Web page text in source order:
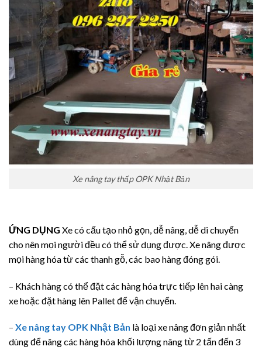
Xe nâng tay thấp OPK Nhật Bản
ỨNG DỤNG Xe có cấu tạo nhỏ gọn, dễ nâng, dễ di chuyển
cho nên mọi người đều có thể sử dụng được. Xe nâng được
mọi hàng hóa từ các thanh gỗ, các bao hàng đóng gói.
– Khách hàng có thể đặt các hàng hóa trực tiếp lên hai càng
xe hoặc đặt hàng lên Pallet để vận chuyển.
– Xe nâng tay OPK Nhật Bản là loại xe nâng đơn giản nhất
dùng để nâng các hàng hóa khối lượng nâng từ 2 tấn đến 3